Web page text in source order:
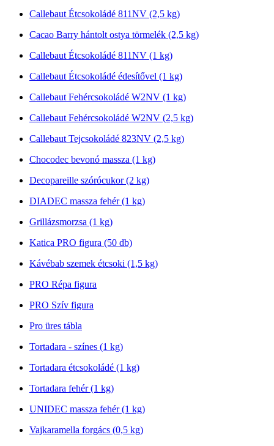
Callebaut Étcsokoládé 811NV (2,5 kg)
Cacao Barry hántolt ostya törmelék (2,5 kg)
Callebaut Étcsokoládé 811NV (1 kg)
Callebaut Étcsokoládé édesítővel (1 kg)
Callebaut Fehércsokoládé W2NV (1 kg)
Callebaut Fehércsokoládé W2NV (2,5 kg)
Callebaut Tejcsokoládé 823NV (2,5 kg)
Chocodec bevonó massza (1 kg)
Decopareille szórócukor (2 kg)
DIADEC massza fehér (1 kg)
Grillázsmorzsa (1 kg)
Katica PRO figura (50 db)
Kávébab szemek étcsoki (1,5 kg)
PRO Répa figura
PRO Szív figura
Pro üres tábla
Tortadara - színes (1 kg)
Tortadara étcsokoládé (1 kg)
Tortadara fehér (1 kg)
UNIDEC massza fehér (1 kg)
Vajkaramella forgács (0,5 kg)